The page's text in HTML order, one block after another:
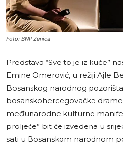
Foto: BNP Zenica
Predstava “Sve to je iz kuće”
Emine Omerović, u režiji Ajle
Bosanskog narodnog
bosanskohercegovačke drame
međunarodne kulturne
proljeće” bit će izvedena u
sati u Bosanskom narodnom